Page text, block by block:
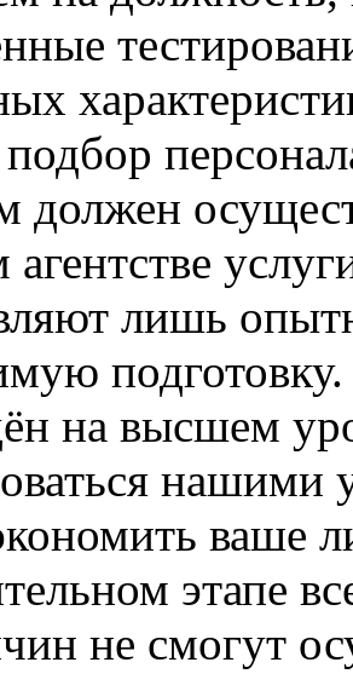
должен
лишь
на высшем
нашими
ваше
этапе
не смогут